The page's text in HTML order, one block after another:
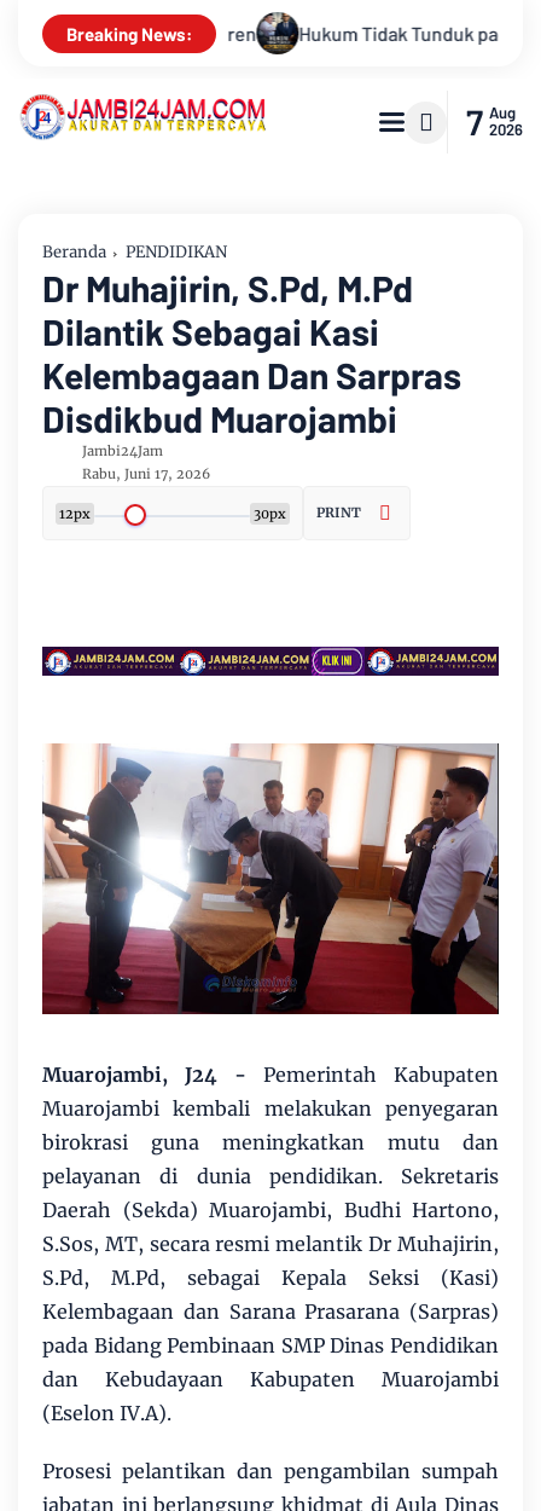
Breaking News:
pada Persepsi: Kritik Terhadap Monopoli Kebenaran oleh
7 Aug
2026
Beranda PENDIDIKAN
Dr Muhajirin, S.Pd, M.Pd
Dilantik Sebagai Kasi
Kelembagaan Dan Sarpras
Disdikbud Muarojambi
Jambi24Jam
Rabu, Juni 17, 2026
12px 30px PRINT
Muarojambi, J24 - Pemerintah Kabupaten
Muarojambi kembali melakukan penyegaran
birokrasi guna meningkatkan mutu dan
pelayanan di dunia pendidikan. Sekretaris
Daerah (Sekda) Muarojambi, Budhi Hartono,
S.Sos, MT, secara resmi melantik Dr Muhajirin,
S.Pd, M.Pd, sebagai Kepala Seksi (Kasi)
Kelembagaan dan Sarana Prasarana (Sarpras)
pada Bidang Pembinaan SMP Dinas Pendidikan
dan Kebudayaan Kabupaten Muarojambi
(Eselon IV.A).
Prosesi pelantikan dan pengambilan sumpah
jabatan ini berlangsung khidmat di Aula Dinas